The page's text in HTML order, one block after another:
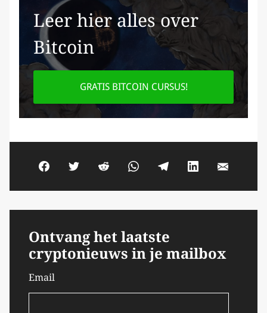
Leer hier alles over
Bitcoin
GRATIS BITCOIN CURSUS!
Ontvang het laatste
cryptonieuws in je mailbox
Email